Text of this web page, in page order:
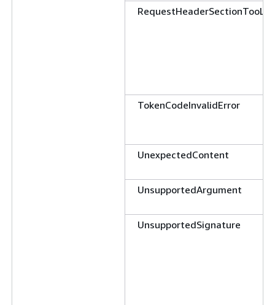
TokenCodeInvalidError
UnexpectedContent
UnsupportedArgument
UnsupportedSignature